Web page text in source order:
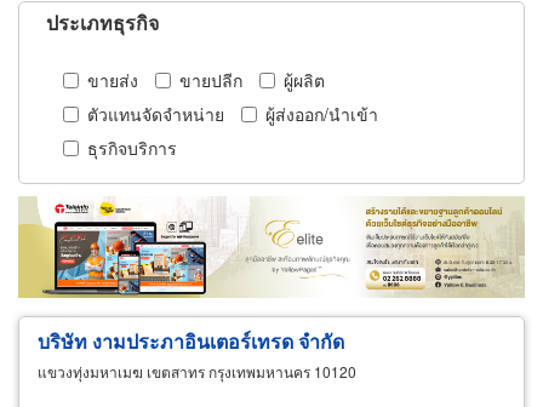
ประเภทธุรกิจ
ขายส่ง ขายปลีก
ผู้ผลิต
ตัวแทนจัดจำหน่าย
ผู้ส่งออก/นำเข้า
ธุรกิจบริการ
บริษัท งามประภาอินเตอร์เทรด จำกัด
แขวงทุ่งมหาเมฆ เขตสาทร กรุงเทพมหานคร 10120